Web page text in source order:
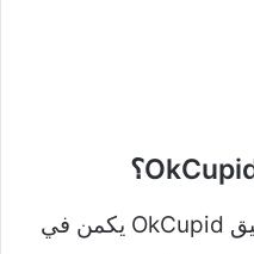
الفرق بين تطبيق تيندر و تطبيق OkCupid يكمن في